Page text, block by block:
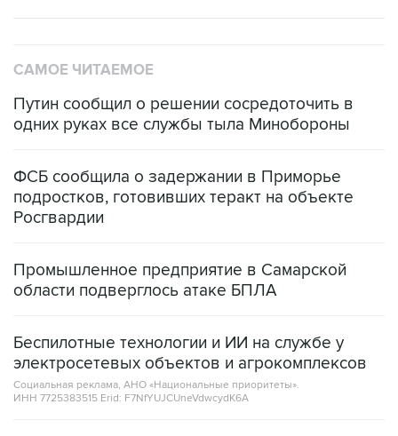
САМОЕ ЧИТАЕМОЕ
Путин сообщил о решении сосредоточить в
одних руках все службы тыла Минобороны
ФСБ сообщила о задержании в Приморье
подростков, готовивших теракт на объекте
Росгвардии
Промышленное предприятие в Самарской
области подверглось атаке БПЛА
Беспилотные технологии и ИИ на службе у
электросетевых объектов и агрокомплексов
Социальная реклама, АНО «Национальные приоритеты».
ИНН 7725383515 Erid: F7NfYUJCUneVdwcydK6A